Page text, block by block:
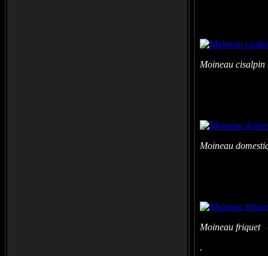
Moineau
Moineau
Moineau friquet